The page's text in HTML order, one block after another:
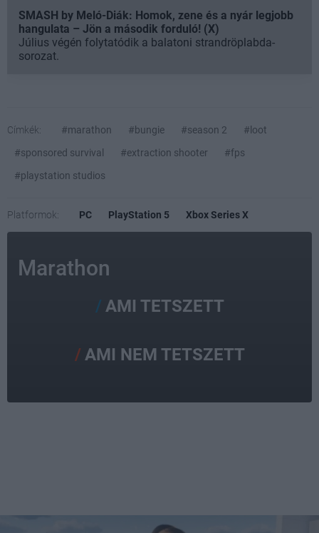
SMASH by Meló-Diák: Homok, zene és a nyár legjobb
hangulata – Jön a második forduló! (X)
Július végén folytatódik a balatoni strandröplabda-
sorozat.
Címkék: #marathon #bungie #season 2
#loot
#sponsored survival
#extraction shooter
#fps
#playstation studios
Platformok: PC PlayStation 5 Xbox Series X
Marathon
AMI TETSZETT
AMI NEM TETSZETT